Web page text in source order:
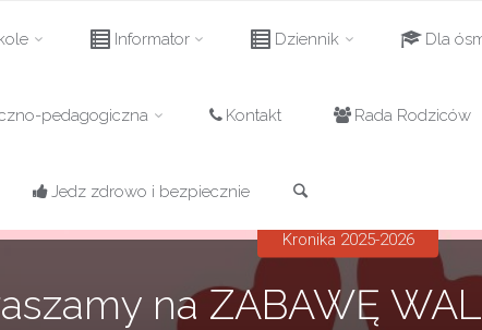
Informator Dziennik Dla
pedagogiczna Kontakt Rada Rodziców
Jedz zdrowo i bezpiecznie
na ZABAWĘ
Kronika 2025-2026